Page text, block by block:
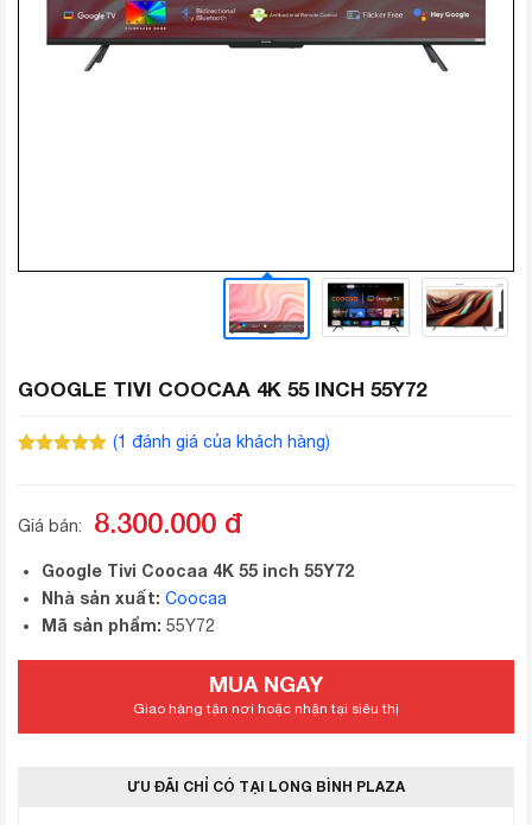
GOOGLE TIVI COOCAA 4K 55 INCH 55Y72
(1 đánh giá của khách hàng)
Giá bán: 8.300.000 đ
Google Tivi Coocaa 4K 55 inch 55Y72
Nhà sản xuất: Coocaa
Mã sản phẩm: 55Y72
MUA NGAY
Giao hàng tận nơi hoặc nhận tại siêu thị
ƯU ĐÃI CHỈ CÓ TẠI LONG BÌNH PLAZA